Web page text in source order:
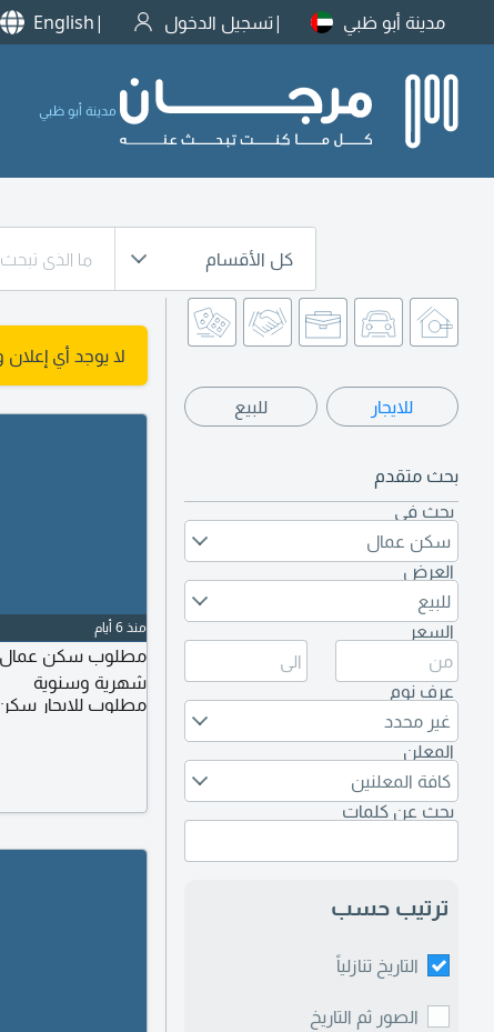
مدينة أبو ظبي تسجيل الدخول English
مدينة أبو ظبي
كل الأقسام
للايجار للبيع
بحث متقدم
بحث في
سكن عمال
العرض
للبيع
السعر
عرف نوم
غير محدد
المعلن
كافة المعلنين
بحث عن كلمات
ترتيب حسب
التاريخ تنازلياً
الصور ثم التاريخ
لا يوجد أي
منذ 6 أيام
مطلوب سكن عمال
شهرية وسنوية
مطلوب للايجار